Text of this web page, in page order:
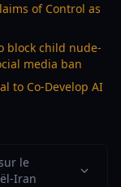
of Control as
block child nude-
media ban
to Co-Develop AI
le
Iran